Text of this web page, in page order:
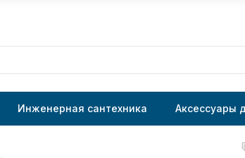
Инженерная сантехника Аксессуары